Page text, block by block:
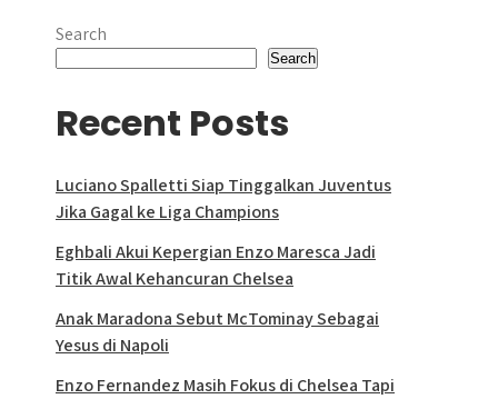
Search
Search
Recent Posts
Luciano Spalletti Siap Tinggalkan Juventus
Jika Gagal ke Liga Champions
Eghbali Akui Kepergian Enzo Maresca Jadi
Titik Awal Kehancuran Chelsea
Anak Maradona Sebut McTominay Sebagai
Yesus di Napoli
Enzo Fernandez Masih Fokus di Chelsea Tapi